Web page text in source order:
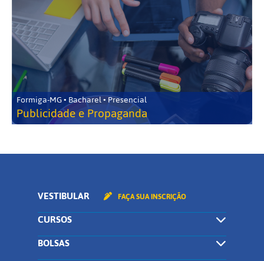
Formiga-MG • Bacharel • Presencial
Publicidade e Propaganda
VESTIBULAR FAÇA SUA INSCRIÇÃO
CURSOS
BOLSAS